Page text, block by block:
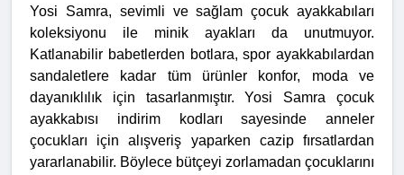
Yosi Samra, sevimli ve sağlam çocuk ayakkabıları
koleksiyonu ile minik ayakları da unutmuyor.
Katlanabilir babetlerden botlara, spor ayakkabılardan
sandaletlere kadar tüm ürünler konfor, moda ve
dayanıklılık için tasarlanmıştır. Yosi Samra çocuk
ayakkabısı indirim kodları sayesinde anneler
çocukları için alışveriş yaparken cazip fırsatlardan
yararlanabilir. Böylece bütçeyi zorlamadan çocuklarını